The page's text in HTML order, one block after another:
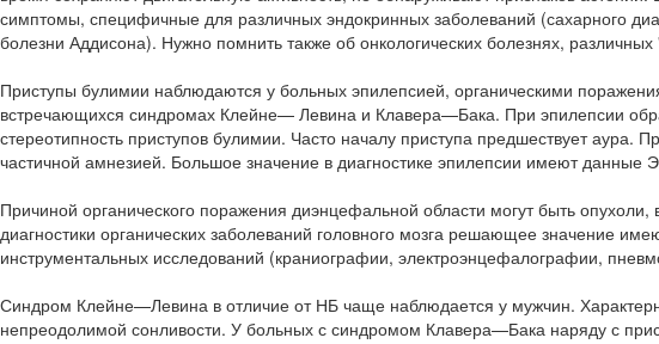
симптомы, специфичные для различных эндокринных заболеваний (сахарного
болезни Аддисона). Нужно помнить также об онкологических болезнях,
Приступы булимии наблюдаются у больных эпилепсией, органическими
встречающихся синдромах Клейне— Левина и Клавера—Бака. При эпилепсии
стереотипность приступов булимии. Часто началу приступа предшествует аура.
частичной амнезией. Большое значение в диагностике эпилепсии имеют данные
Причиной органического поражения диэнцефальной области могут быть
диагностики органических заболеваний головного мозга решающее значение
инструментальных исследований (краниографии, электроэнцефалографии,
Синдром Клейне—Левина в отличие от НБ чаще наблюдается у мужчин.
непреодолимой сонливости. У больных с синдромом Клавера—Бака наряду с